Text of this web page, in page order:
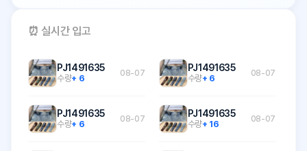
⏰ 실시간 입고
PJ1491635
수량+ 6
08-07 PJ1491635
수량+ 6
08-07
PJ1491635
수량+ 6
08-07 PJ1491635
수량+ 16
08-07